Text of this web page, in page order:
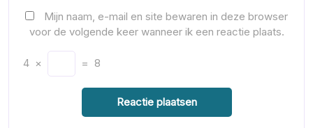
Mijn naam, e-mail en site bewaren in deze browser
voor de volgende keer wanneer ik een reactie plaats.
4 × = 8